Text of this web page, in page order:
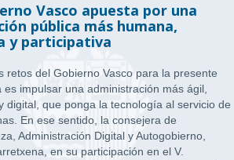
Vasco apuesta por una
pública más humana,
y participativa
retos del Gobierno Vasco para la presente
es impulsar una administración más ágil,
digital, que ponga la tecnología al servicio de
En ese sentido, la consejera de
Administración Digital y Autogobierno,
en su participación en el V.